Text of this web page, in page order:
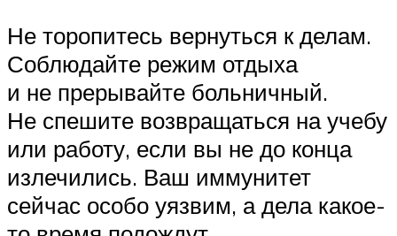
Не торопитесь вернуться к делам.
Соблюдайте режим отдыха
и не прерывайте больничный.
Не спешите возвращаться на учебу
или работу, если вы не до конца
излечились. Ваш иммунитет
сейчас особо уязвим, а дела какое-